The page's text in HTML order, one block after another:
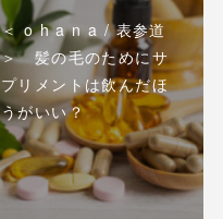
＜ o h a n a / 表参道
＞ 髪の毛のためにサ
プリメントは飲んだほ
うがいい？